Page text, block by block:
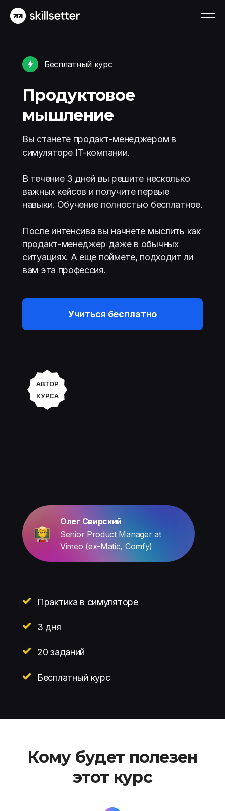
Бесплатный курс
Продуктовое
мышление
Вы станете продакт-менеджером в
симуляторе IT-компании.
В течение 3 дней вы решите несколько
важных кейсов и получите первые
навыки. Обучение полностью бесплатное.
После интенсива вы начнете мыслить как
продакт-менеджер даже в обычных
ситуациях. А еще поймете, подходит ли
вам эта профессия.
Учиться бесплатно
АВТОР
КУРСА
Олег Свирский
Senior Product Manager at
Vimeo (ex-Matic, Comfy)
Практика в симуляторе
3 дня
20 заданий
Бесплатный курс
Кому будет полезен
этот курс